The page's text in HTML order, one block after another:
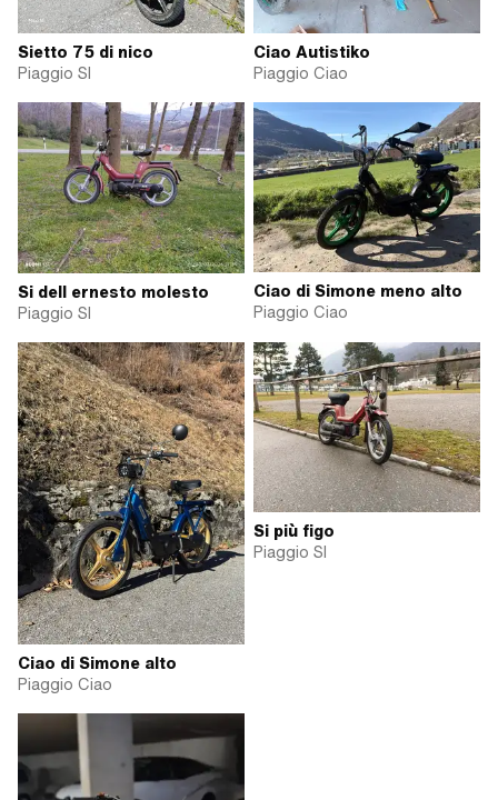
Sietto 75 di nico
Piaggio SI
Ciao Autistiko
Piaggio Ciao
Si dell ernesto molesto
Piaggio SI
Ciao di Simone meno alto
Piaggio Ciao
Ciao di Simone alto
Piaggio Ciao
Si più figo
Piaggio SI